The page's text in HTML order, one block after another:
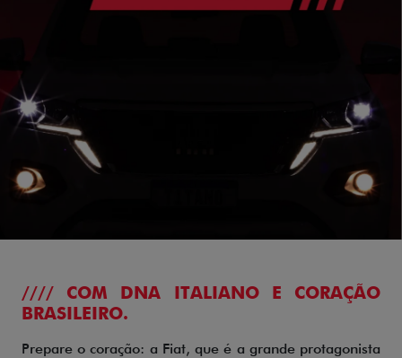
//// COM DNA ITALIANO E CORAÇÃO
BRASILEIRO.
Prepare o coração: a Fiat, que é a grande protagonista